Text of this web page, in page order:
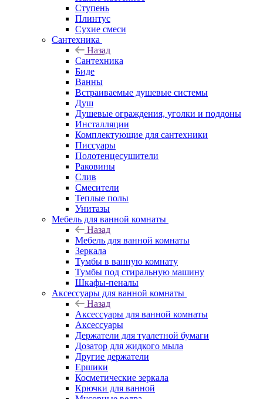
Ступень
Плинтус
Сухие смеси
Сантехника
Назад
Сантехника
Биде
Ванны
Встраиваемые душевые системы
Душ
Душевые ограждения, уголки и поддоны
Инсталляции
Комплектующие для сантехники
Писсуары
Полотенцесушители
Раковины
Слив
Смесители
Теплые полы
Унитазы
Мебель для ванной комнаты
Назад
Мебель для ванной комнаты
Зеркала
Тумбы в ванную комнату
Тумбы под стиральную машину
Шкафы-пеналы
Аксессуары для ванной комнаты
Назад
Аксессуары для ванной комнаты
Аксессуары
Держатели для туалетной бумаги
Дозатор для жидкого мыла
Другие держатели
Ершики
Косметические зеркала
Крючки для ванной